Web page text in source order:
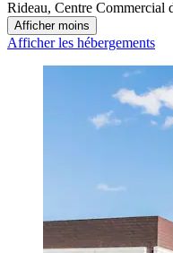
Rideau, Centre Commercial
Afficher moins
Afficher les hébergements